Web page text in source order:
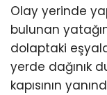
Olay yerinde
bulunan
dolaptaki
yerde dağınık
kapısının